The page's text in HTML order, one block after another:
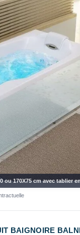
ou 170X75 cm avec tablier
BAIGNOIRE